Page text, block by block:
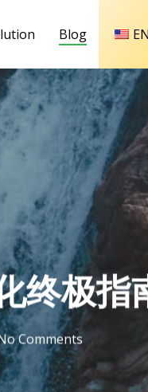
Blog EN
终极指
Comments